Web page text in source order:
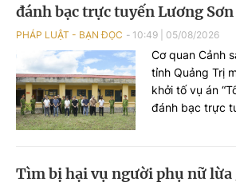
trong khoang
đảm điều kiện
đánh bạc trực tuyến Lương Sơn
PHÁP LUẬT - BẠN ĐỌC 10:49 05/08/2026
Cơ quan Cảnh
tỉnh Quảng Trị
khởi tố vụ án
đánh bạc trực
bị can về các
​Tìm bị hại vụ người phụ nữ lừa